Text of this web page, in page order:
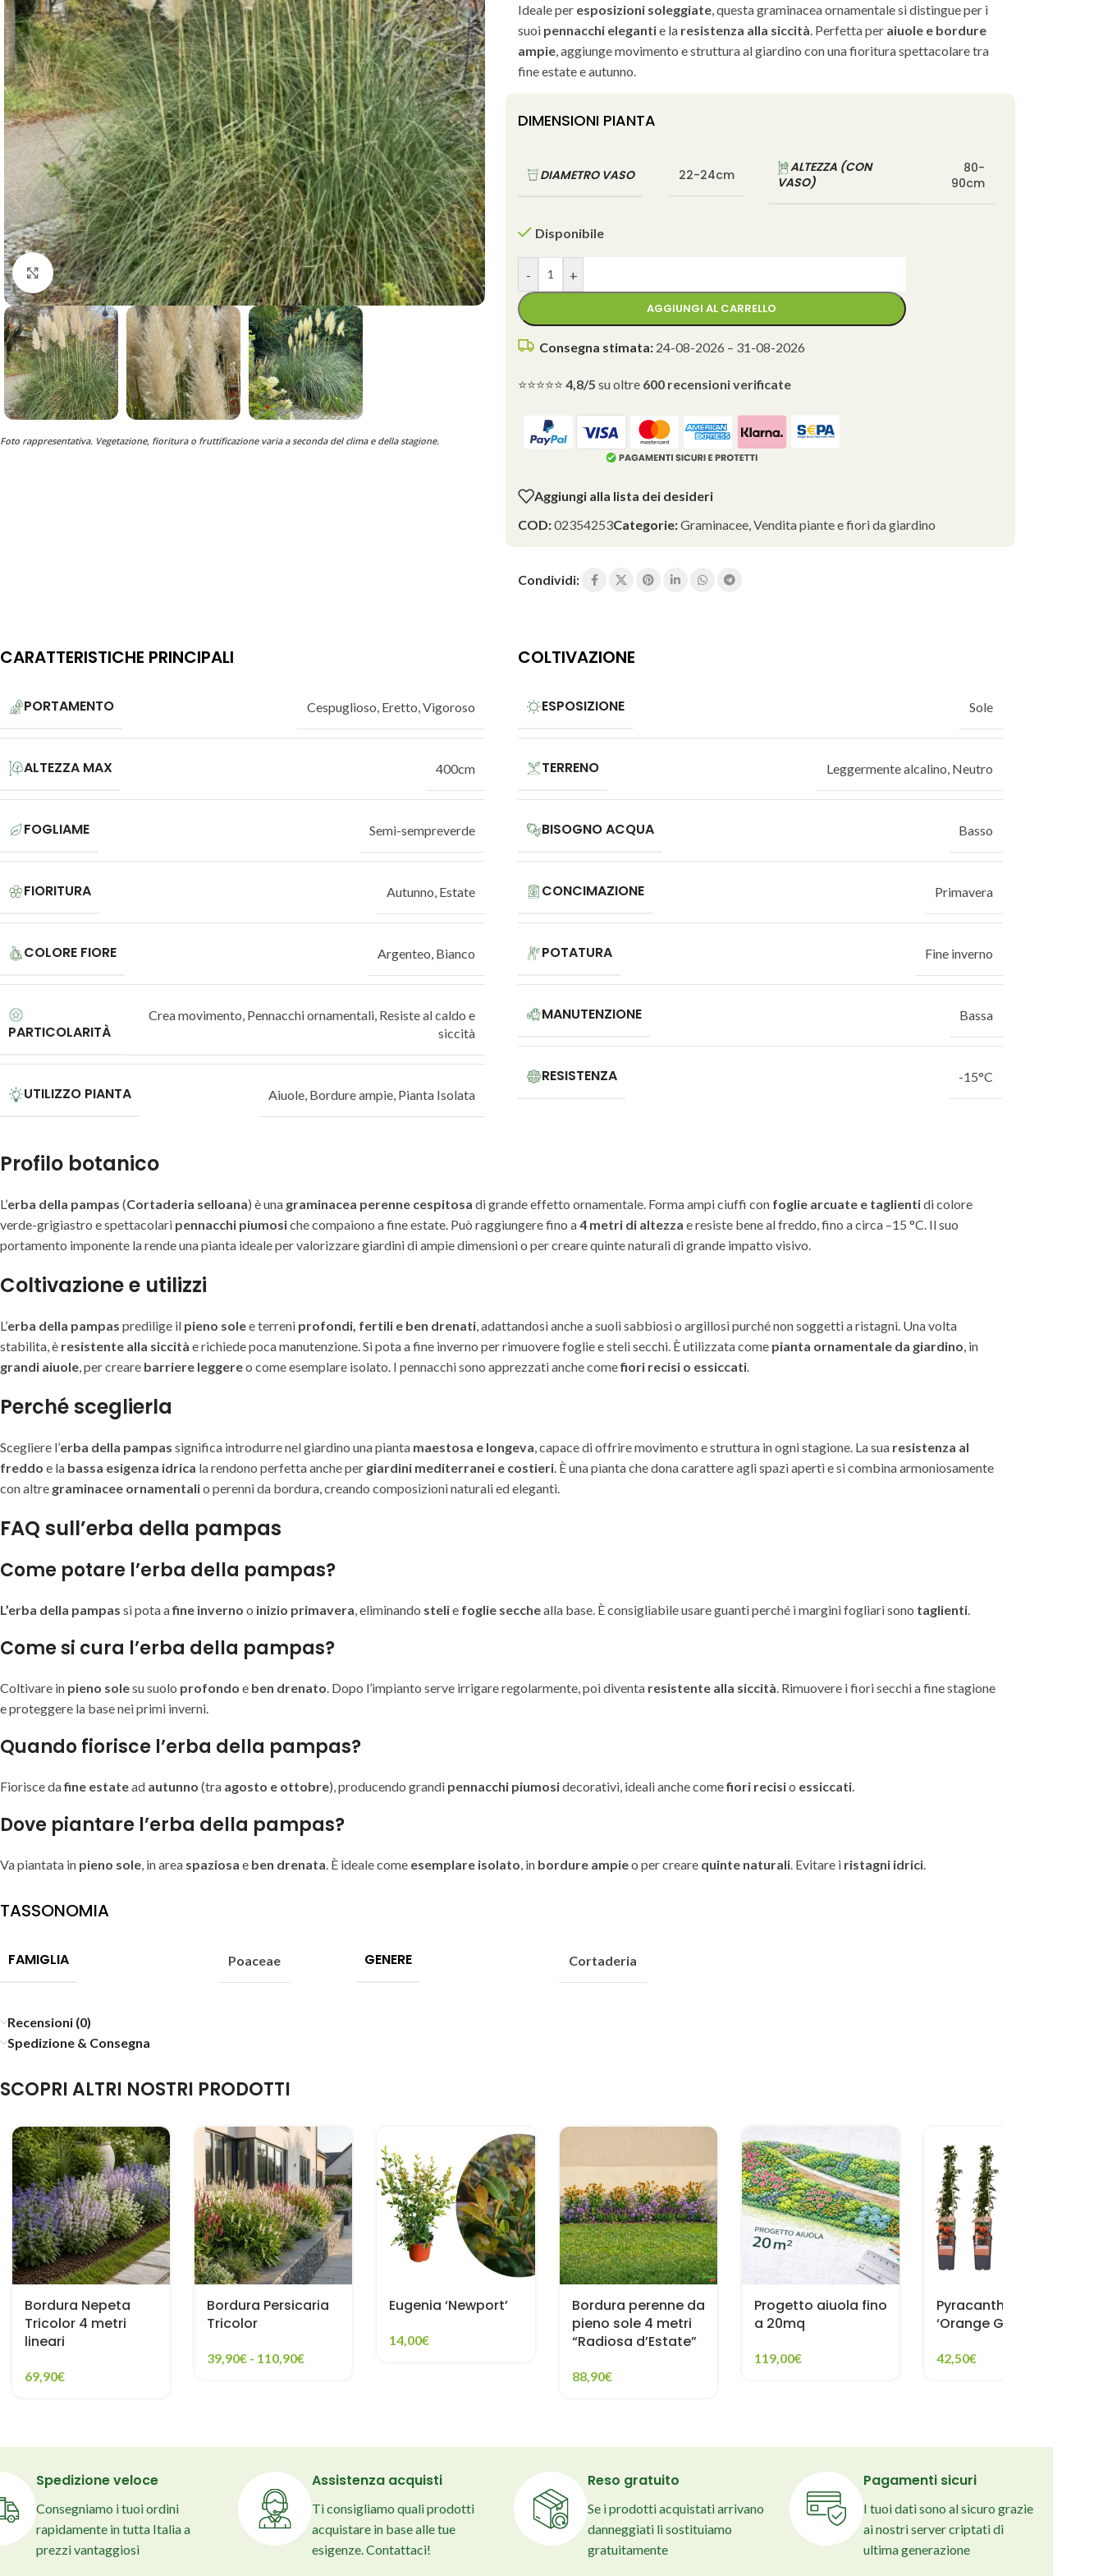
Clicca per ingrandire
Foto rappresentativa. Vegetazione, fioritura o fruttificazione varia a seconda del clima e della stagione.
Ideale per esposizioni soleggiate, questa graminacea ornamentale si distingue per i
suoi pennacchi elegantie la resistenza alla siccità. Perfetta per aiuole e bordure
ampie, aggiunge movimento e struttura al giardino con una fioritura spettacolare tra
fine estate e autunno.
DIMENSIONI PIANTA
DIAMETRO VASO 22-24cm
ALTEZZA (CON
VASO)
80-
90cm
Disponibile
- +
AGGIUNGI AL CARRELLO
Consegna stimata: 24-08-2026 – 31-08-2026
⭐⭐⭐⭐⭐ 4,8/5 su oltre 600 recensioni verificate
Aggiungi alla lista dei desideri
COD:02354253Categorie:Graminacee,Vendita piante e fiori da giardino
Condividi:
CARATTERISTICHE PRINCIPALI
PORTAMENTO Cespuglioso Eretto Vigoroso
ALTEZZA MAX 400cm
FOGLIAME Semi-sempreverde
FIORITURA Autunno Estate
COLORE FIORE Argenteo Bianco
PARTICOLARITÀ
Crea movimento Pennacchi ornamentali Resiste al caldo e
siccità
UTILIZZO PIANTA Aiuole Bordure ampie Pianta Isolata
COLTIVAZIONE
ESPOSIZIONE Sole
TERRENO Leggermente alcalino Neutro
BISOGNO ACQUA Basso
CONCIMAZIONE Primavera
POTATURA Fine inverno
MANUTENZIONE Bassa
RESISTENZA -15°C
Profilo botanico
L’erba della pampas (Cortaderia selloana) è una graminacea perenne cespitosa di grande effetto ornamentale. Forma ampi ciuffi con foglie arcuate e taglientidi colore
verde-grigiastro e spettacolari pennacchi piumosiche compaiono a fine estate. Può raggiungere fino a4 metri di altezza e resiste bene al freddo, fino a circa –15 °C. Il suo
portamento imponente la rende una pianta ideale per valorizzare giardini di ampie dimensioni o per creare quinte naturali di grande impatto visivo.
Coltivazione e utilizzi
L’erba della pampas predilige il pieno solee terreni profondi, fertili e ben drenati, adattandosi anche a suoli sabbiosi o argillosi purché non soggetti a ristagni. Una volta
stabilita, è resistente alla siccità e richiede poca manutenzione. Si pota a fine inverno per rimuovere foglie e steli secchi. È utilizzata come pianta ornamentale da giardino, in
grandi aiuole, per creare barriere leggereo come esemplare isolato. I pennacchi sono apprezzati anche comefiori recisi o essiccati.
Perché sceglierla
Scegliere l’erba della pampas significa introdurre nel giardino una pianta maestosa e longeva, capace di offrire movimento e struttura in ogni stagione. La sua resistenza al
freddo e la bassa esigenza idrica la rendono perfetta anche per giardini mediterranei e costieri. È una pianta che dona carattere agli spazi aperti e si combina armoniosamente
con altre graminacee ornamentalio perenni da bordura, creando composizioni naturali ed eleganti.
FAQ sull’erba della pampas
Come potare l’erba della pampas?
L’erba della pampas si pota afine inverno o inizio primavera, eliminando stelie foglie secchealla base. È consigliabile usare guanti perché i margini fogliari sono taglienti.
Come si cura l’erba della pampas?
Coltivare in pieno solesu suolo profondo e ben drenato. Dopo l’impianto serve irrigare regolarmente, poi diventa resistente alla siccità. Rimuovere i fiori secchi a fine stagione
e proteggere la base nei primi inverni.
Quando fiorisce l’erba della pampas?
Fiorisce dafine estatead autunno (tra agosto e ottobre), producendo grandi pennacchi piumosidecorativi, ideali anche comefiori recisio essiccati.
Dove piantare l’erba della pampas?
Va piantata in pieno sole, in area spaziosa e ben drenata. È ideale come esemplare isolato, in bordure ampieo per creare quinte naturali. Evitare i ristagni idrici.
TASSONOMIA
FAMIGLIA Poaceae GENERE Cortaderia
Recensioni (0)
Spedizione & Consegna
SCOPRI ALTRI NOSTRI PRODOTTI
Bordura Nepeta
Tricolor 4 metri
lineari
69,90€
Bordura Persicaria
Tricolor
39,90€ - 110,90€
Eugenia ‘Newport’
14,00€
Bordura perenne da
pieno sole 4 metri
“Radiosa d’Estate”
88,90€
Progetto aiuola fino
a 20mq
119,00€
Pyracantha
‘Orange Glow’
42,50€
Spedizione veloce
Consegniamo i tuoi ordini
rapidamente in tutta Italia a
prezzi vantaggiosi
Assistenza acquisti
Ti consigliamo quali prodotti
acquistare in base alle tue
esigenze. Contattaci!
Reso gratuito
Se i prodotti acquistati arrivano
danneggiati li sostituiamo
gratuitamente
Pagamenti sicuri
I tuoi dati sono al sicuro grazie
ai nostri server criptati di
ultima generazione